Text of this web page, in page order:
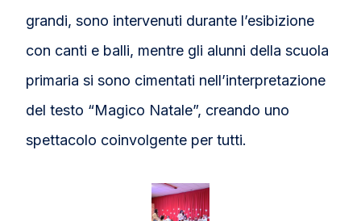
grandi, sono intervenuti durante l’esibizione
con canti e balli, mentre gli alunni della scuola
primaria si sono cimentati nell’interpretazione
del testo “Magico Natale”, creando uno
spettacolo coinvolgente per tutti.